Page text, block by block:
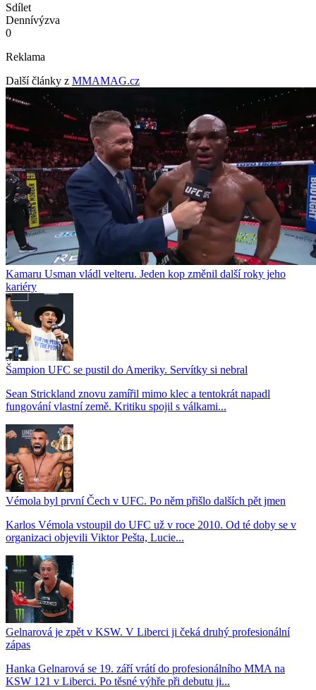
Sdílet
Dennívýzva
0
Reklama
Další články z MMAMAG.cz
Kamaru Usman vládl velteru. Jeden kop změnil další roky jeho
kariéry
Šampion UFC se pustil do Ameriky. Servítky si nebral
Sean Strickland znovu zamířil mimo klec a tentokrát napadl
fungování vlastní země. Kritiku spojil s válkami...
Vémola byl první Čech v UFC. Po něm přišlo dalších pět jmen
Karlos Vémola vstoupil do UFC už v roce 2010. Od té doby se v
organizaci objevili Viktor Pešta, Lucie...
Gelnarová je zpět v KSW. V Liberci ji čeká druhý profesionální
zápas
Hanka Gelnarová se 19. září vrátí do profesionálního MMA na
KSW 121 v Liberci. Po těsné výhře při debutu ji...